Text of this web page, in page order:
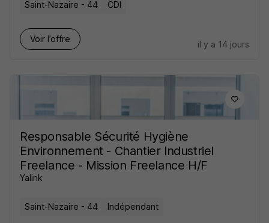
Saint-Nazaire - 44 CDI
Voir l’offre
il y a 14 jours
Responsable Sécurité Hygiène
Environnement - Chantier Industriel
Freelance - Mission Freelance H/F
Yalink
Saint-Nazaire - 44 Indépendant